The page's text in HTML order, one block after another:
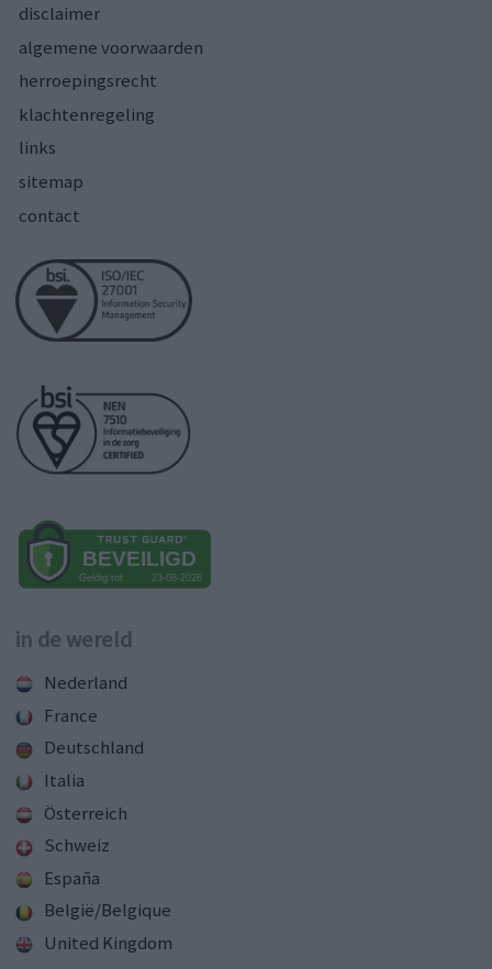
disclaimer
algemene voorwaarden
herroepingsrecht
klachtenregeling
links
sitemap
contact
in de wereld
Nederland
France
Deutschland
Italia
Österreich
Schweiz
España
België/Belgique
United Kingdom